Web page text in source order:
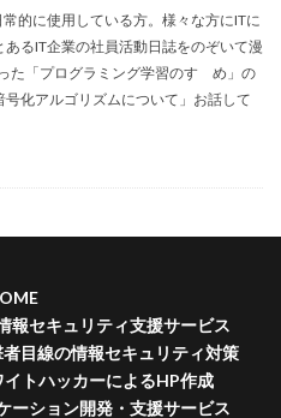
的に使用している方。様々な方にITに
るIT企業の社員活動日誌をのぞいて漫
た「プログラミング学習のすゝめ」の
化アルゴリズムについて」お話して
報セキュリティ支援サービス
目線の情報セキュリティ対策
イトハッカーによるHP作成
ーション開発・支援サービス